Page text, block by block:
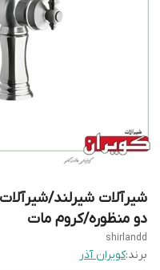
شیرآلات شیرلند/
دو منظوره/کروم مات
shirlandd
برند:کویران آذر